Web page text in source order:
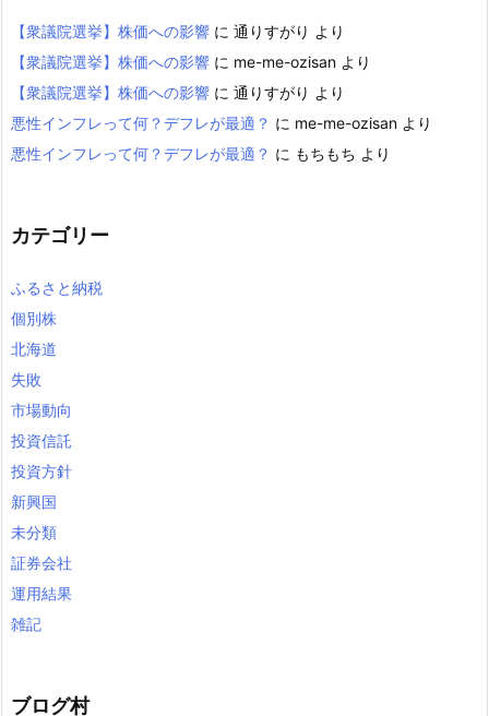
【衆議院選挙】株価への影響 に 通りすがり より
【衆議院選挙】株価への影響 に me-me-ozisan より
【衆議院選挙】株価への影響 に 通りすがり より
悪性インフレって何？デフレが最適？ に me-me-ozisan より
悪性インフレって何？デフレが最適？ に もちもち より
カテゴリー
ふるさと納税
個別株
北海道
失敗
市場動向
投資信託
投資方針
新興国
未分類
証券会社
運用結果
雑記
ブログ村